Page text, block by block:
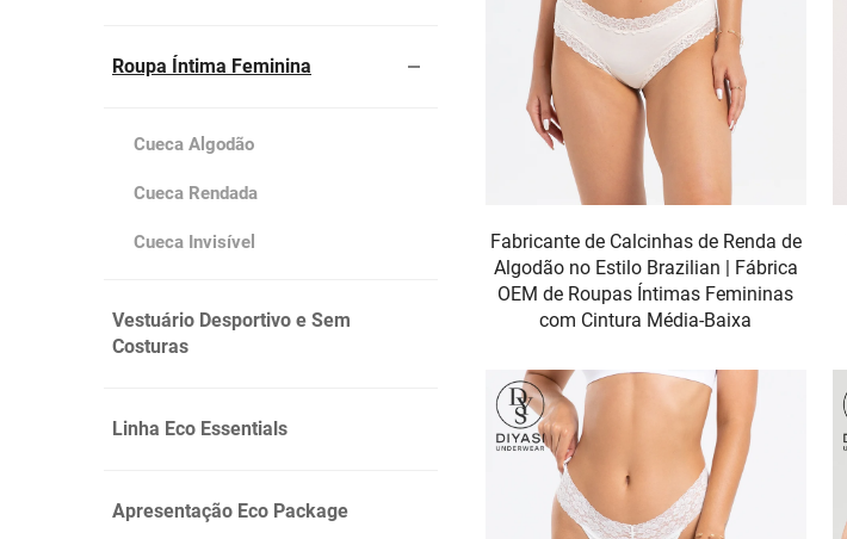
Roupa Íntima Feminina
Cueca Algodão
Cueca Rendada
Cueca Invisível
Vestuário Desportivo e Sem
Costuras
Linha Eco Essentials
Apresentação Eco Package
Fabricante de Calcinhas de Renda de
Algodão no Estilo Brazilian | Fábrica
OEM de Roupas Íntimas Femininas
com Cintura Média-Baixa